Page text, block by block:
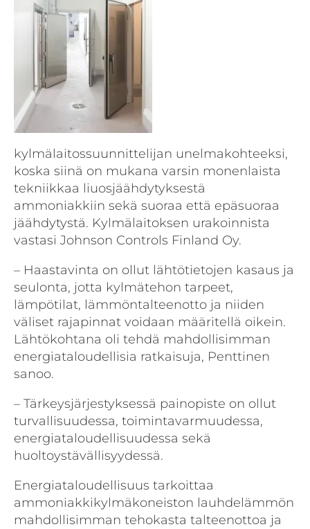
kylmälaitossuunnittelijan unelmakohteeksi,
koska siinä on mukana varsin monenlaista
tekniikkaa liuosjäähdytyksestä
ammoniakkiin sekä suoraa että epäsuoraa
jäähdytystä. Kylmälaitoksen urakoinnista
vastasi Johnson Controls Finland Oy.
– Haastavinta on ollut lähtötietojen kasaus ja
seulonta, jotta kylmätehon tarpeet,
lämpötilat, lämmöntalteenotto ja niiden
väliset rajapinnat voidaan määritellä oikein.
Lähtökohtana oli tehdä mahdollisimman
energiataloudellisia ratkaisuja, Penttinen
sanoo.
– Tärkeysjärjestyksessä painopiste on ollut
turvallisuudessa, toimintavarmuudessa,
energiataloudellisuudessa sekä
huoltoystävällisyydessä.
Energiataloudellisuus tarkoittaa
ammoniakkikylmäkoneiston lauhdelämmön
mahdollisimman tehokasta talteenottoa ja